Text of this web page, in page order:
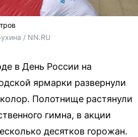
/ NN.RU
в День России на
ярмарки развернули
Полотнище растянули
гимна, в акции
десятков горожан.